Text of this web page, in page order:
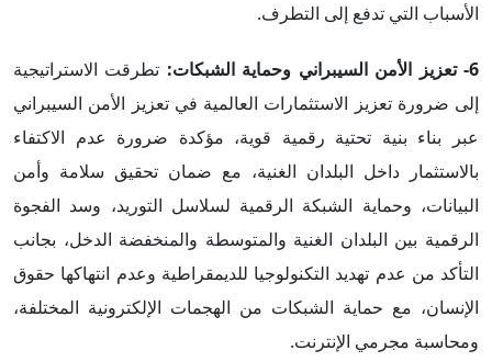
الأسباب التي تدفع إلى التطرف.
6- تعزيز الأمن السيبراني وحماية الشبكات: تطرقت الاستراتيجية
إلى ضرورة تعزيز الاستثمارات العالمية في تعزيز الأمن السيبراني
عبر بناء بنية تحتية رقمية قوية، مؤكدة ضرورة عدم الاكتفاء
بالاستثمار داخل البلدان الغنية، مع ضمان تحقيق سلامة وأمن
البيانات، وحماية الشبكة الرقمية لسلاسل التوريد، وسد الفجوة
الرقمية بين البلدان الغنية والمتوسطة والمنخفضة الدخل، بجانب
التأكد من عدم تهديد التكنولوجيا للديمقراطية وعدم انتهاكها حقوق
الإنسان، مع حماية الشبكات من الهجمات الإلكترونية المختلفة،
ومحاسبة مجرمي الإنترنت.